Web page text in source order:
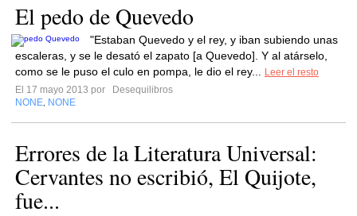
El pedo de Quevedo
"Estaban Quevedo y el rey, y iban subiendo unas
escaleras, y se le desató el zapato [a Quevedo]. Y al atárselo,
como se le puso el culo en pompa, le dio el rey...
Leer el resto
El 17 mayo 2013 por
Desequilibros
NONE NONE
Errores de la Literatura Universal:
Cervantes no escribió, El Quijote,
fue...